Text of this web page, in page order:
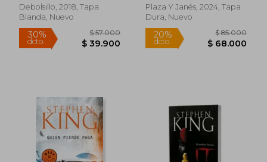
dcto. $ 34.300
Debolsillo, 2018, Tapa
Blanda, Nuevo
Plaza Y Janés, 2024, Tapa
Dura, Nuevo